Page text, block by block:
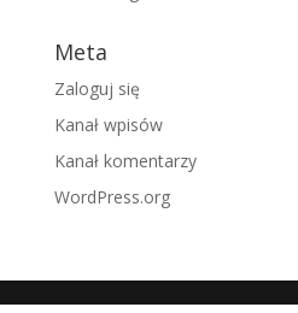
Meta
Zaloguj się
Kanał wpisów
Kanał komentarzy
WordPress.org